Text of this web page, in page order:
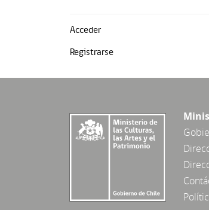
Acceder
Registrarse